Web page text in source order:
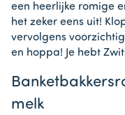
een heerlijke romige
het zeker eens uit!
vervolgens
en hoppa! Je hebt
melk